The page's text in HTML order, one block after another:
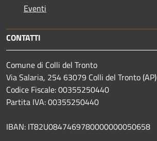
Eventi
CONTATTI
Comune di Colli del Tronto
Via Salaria, 254 63079 Colli del Tronto (AP)
Codice Fiscale: 00355250440
Partita IVA: 00355250440
IBAN: IT82U0847469780000000050658